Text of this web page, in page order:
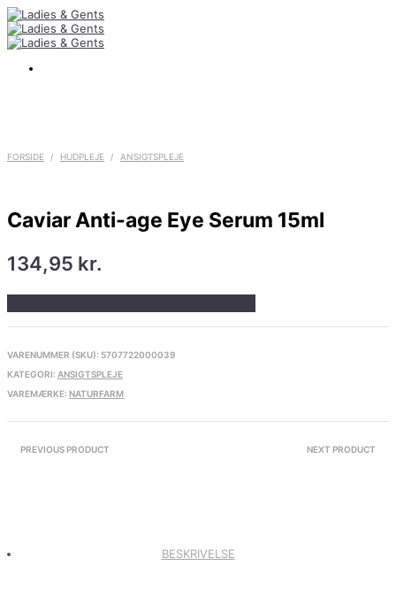
FORSIDE / HUDPLEJE / ANSIGTSPLEJE
Caviar Anti-age Eye Serum 15ml
134,95 kr.
VARENUMMER (SKU): 5707722000039
KATEGORI: ANSIGTSPLEJE
VAREMÆRKE: NATURFARM
PREVIOUS PRODUCT NEXT PRODUCT
BESKRIVELSE